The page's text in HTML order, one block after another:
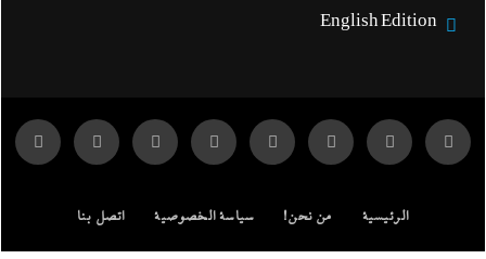
English Edition
الرئيسية من نحن! سياسة الخصوصية اتصل بنا